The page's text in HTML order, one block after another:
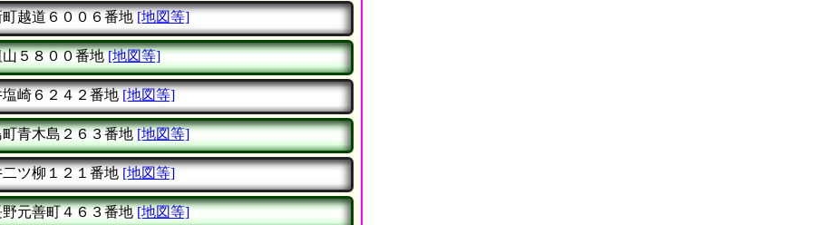
越道６００６番地 [地図等]
５８００番地 [地図等]
崎６２４２番地 [地図等]
青木島２６３番地 [地図等]
ツ柳１２１番地 [地図等]
元善町４６３番地 [地図等]